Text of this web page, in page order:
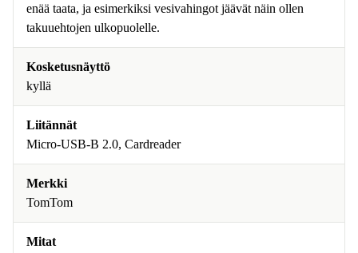
enää taata, ja esimerkiksi vesivahingot jäävät näin ollen
takuuehtojen ulkopuolelle.
Kosketusnäyttö
kyllä
Liitännät
Micro-USB-B 2.0, Cardreader
Merkki
TomTom
Mitat